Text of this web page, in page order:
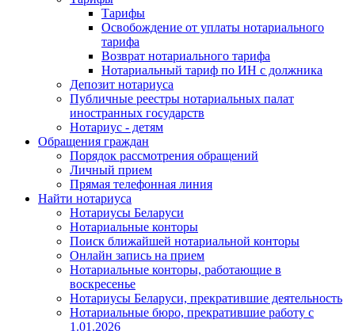
Тарифы
Освобождение от уплаты нотариального
тарифа
Возврат нотариального тарифа
Нотариальный тариф по ИН с должника
Депозит нотариуса
Публичные реестры нотариальных палат
иностранных государств
Нотариус - детям
Обращения граждан
Порядок рассмотрения обращений
Личный прием
Прямая телефонная линия
Найти нотариуса
Нотариусы Беларуси
Нотариальные конторы
Поиск ближайшей нотариальной конторы
Онлайн запись на прием
Нотариальные конторы, работающие в
воскресенье
Нотариусы Беларуси, прекратившие деятельность
Нотариальные бюро, прекратившие работу с
1.01.2026